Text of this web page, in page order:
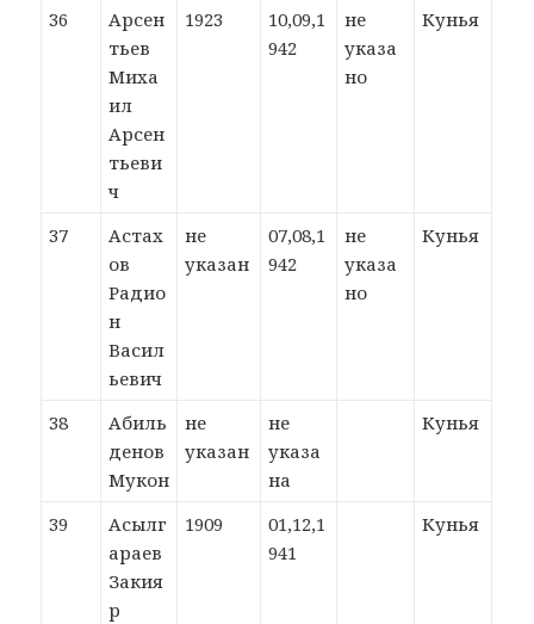
36
Арсен
тьев
Миха
ил
Арсен
тьеви
ч
1923
10,09,1
942
не
указа
но
Кунья
37
Астах
ов
Радио
н
Васил
ьевич
не
указан
07,08,1
942
не
указа
но
Кунья
38
Абиль
денов
Мукон
не
указан
не
указа
на
Кунья
39
Асылг
араев
Закия
р
1909
01,12,1
941
Кунья